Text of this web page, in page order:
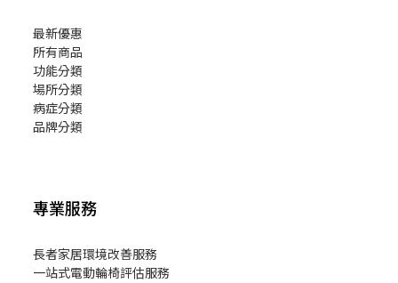
最新優惠
所有商品
功能分類
場所分類
病症分類
品牌分類
專業服務
長者家居環境改善服務
一站式電動輪椅評估服務